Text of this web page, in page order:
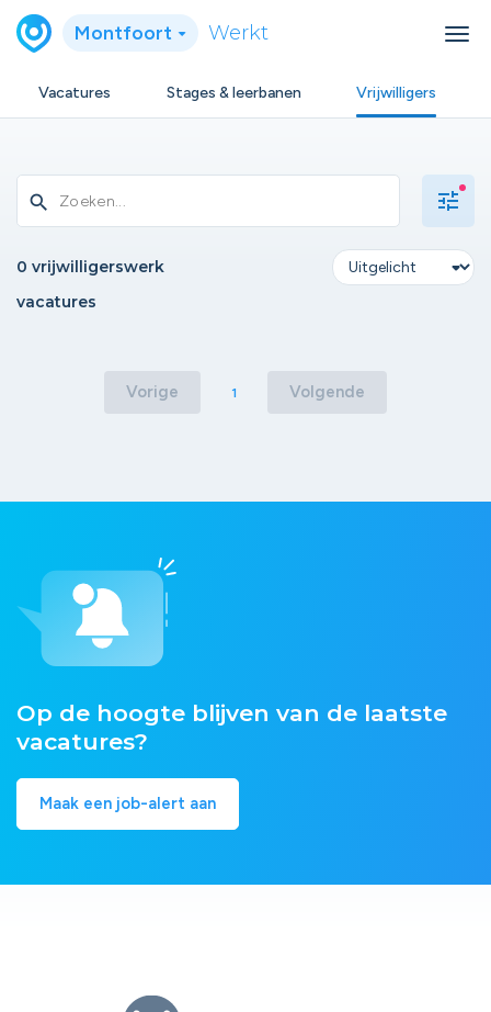
Montfoort Werkt
Vacatures Stages & leerbanen Vrijwilligers
search tune
0 vrijwilligerswerk
vacatures
Vorige 1 Volgende
Op de hoogte blijven van de laatste
vacatures?
Maak een job-alert aan